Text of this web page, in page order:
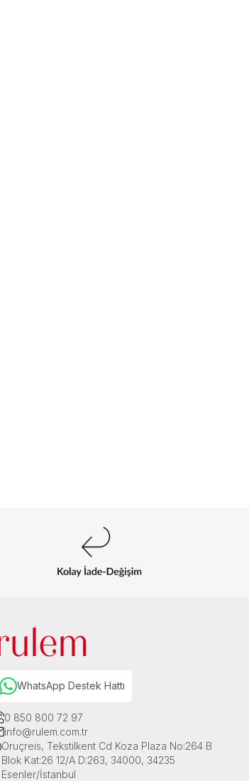
WhatsApp Destek Hattı
0 850 800 72 97
info@rulem.com.tr
Oruçreis, Tekstilkent Cd Koza Plaza No:264 B
Blok Kat:26 12/A D:263, 34000, 34235
Esenler/İstanbul